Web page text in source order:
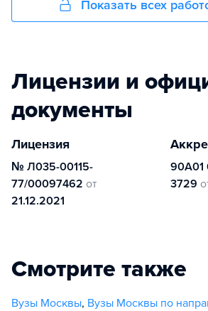
Показать всех
Лицензии и
документы
Лицензия
№ Л035-00115-
77/00097462 от
21.12.2021
90А01
3729
Смотрите также
Вузы Москвы, Вузы Москвы по